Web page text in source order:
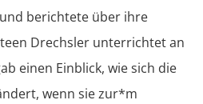
berichtete über ihre
Drechsler unterrichtet an
einen Einblick, wie sich die
wenn sie zur*m